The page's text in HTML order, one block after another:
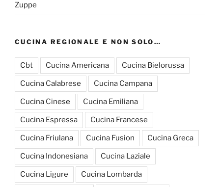
Zuppe
CUCINA REGIONALE E NON SOLO…
Cbt Cucina Americana Cucina Bielorussa
Cucina Calabrese Cucina Campana
Cucina Cinese Cucina Emiliana
Cucina Espressa Cucina Francese
Cucina Friulana Cucina Fusion Cucina Greca
Cucina Indonesiana Cucina Laziale
Cucina Ligure Cucina Lombarda